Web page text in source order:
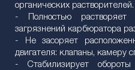
органических
- Полностью
загрязнений карбюратора
- Не засоряет
двигателя: клапаны, камеру
- Стабилизирует обороты